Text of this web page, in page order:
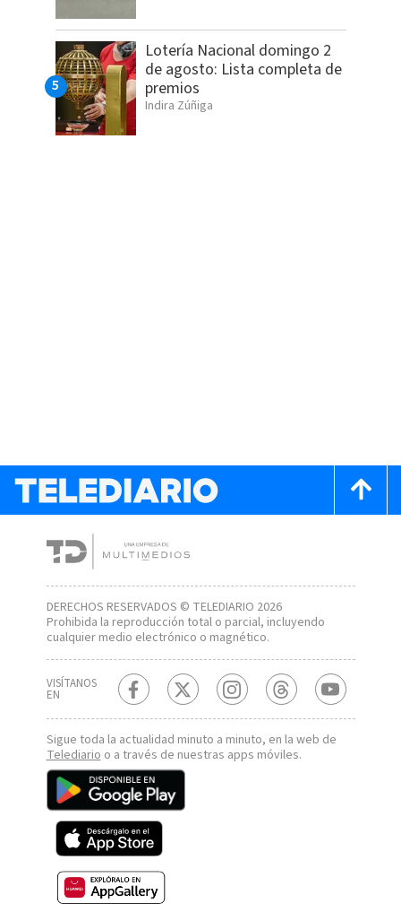
Lotería Nacional domingo 2
de agosto: Lista completa de
premios
Indira Zúñiga
DERECHOS RESERVADOS © TELEDIARIO 2026
Prohibida la reproducción total o parcial, incluyendo
cualquier medio electrónico o magnético.
VISÍTANOS
EN
Sigue toda la actualidad minuto a minuto, en la web de
Telediarioo a través de nuestras apps móviles.